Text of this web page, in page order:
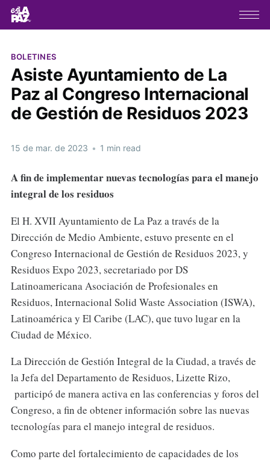
BOLETINES
Asiste Ayuntamiento de La
Paz al Congreso Internacional
de Gestión de Residuos 2023
15 de mar. de 2023 • 1 min read
A fin de implementar nuevas tecnologías para el manejo
integral de los residuos
El H. XVII Ayuntamiento de La Paz a través de la
Dirección de Medio Ambiente, estuvo presente en el
Congreso Internacional de Gestión de Residuos 2023, y
Residuos Expo 2023, secretariado por DS
Latinoamericana Asociación de Profesionales en
Residuos, Internacional Solid Waste Association (ISWA),
Latinoamérica y El Caribe (LAC), que tuvo lugar en la
Ciudad de México.
La Dirección de Gestión Integral de la Ciudad, a través de
la Jefa del Departamento de Residuos, Lizette Rizo,
participó de manera activa en las conferencias y foros del
Congreso, a fin de obtener información sobre las nuevas
tecnologías para el manejo integral de residuos.
Como parte del fortalecimiento de capacidades de los